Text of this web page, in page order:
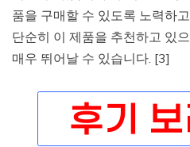
품을 구매할 수 있도록 노력하
단순히 이 제품을 추천하고 있
매우 뛰어날 수 있습니다. [3]